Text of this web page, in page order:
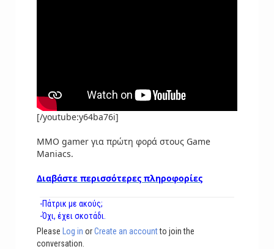
[/youtube:y64ba76i]
MMO gamer για πρώτη φορά στους Game
Maniacs.
Διαβάστε περισσότερες πληροφορίες
-Πάτρικ με ακούς;
-Όχι, έχει σκοτάδι.
Please
Log in orCreate an accountto join the
conversation.